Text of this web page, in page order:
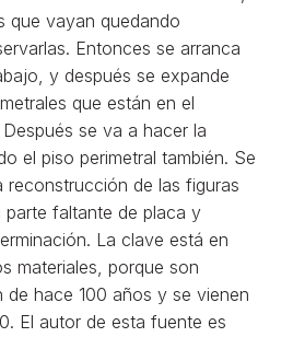
que vayan quedando
Entonces se arranca
y después se expande
que están en el
se va a hacer la
el piso perimetral también. Se
reconstrucción de las figuras
faltante de placa y
La clave está en
materiales, porque son
de hace 100 años y se vienen
El autor de esta fuente es